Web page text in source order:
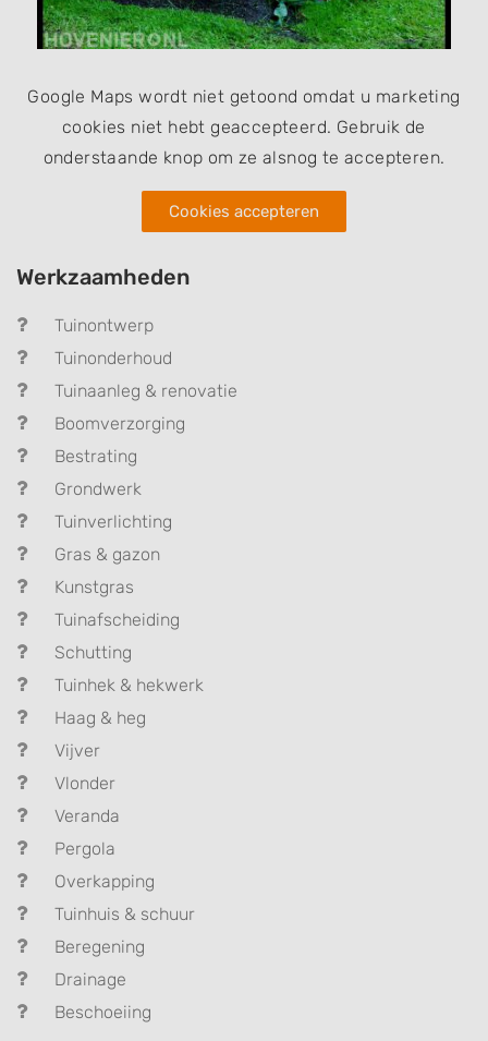
Google Maps wordt niet getoond omdat u marketing
cookies niet hebt geaccepteerd. Gebruik de
onderstaande knop om ze alsnog te accepteren.
Cookies accepteren
Werkzaamheden
Tuinontwerp
Tuinonderhoud
Tuinaanleg & renovatie
Boomverzorging
Bestrating
Grondwerk
Tuinverlichting
Gras & gazon
Kunstgras
Tuinafscheiding
Schutting
Tuinhek & hekwerk
Haag & heg
Vijver
Vlonder
Veranda
Pergola
Overkapping
Tuinhuis & schuur
Beregening
Drainage
Beschoeiing